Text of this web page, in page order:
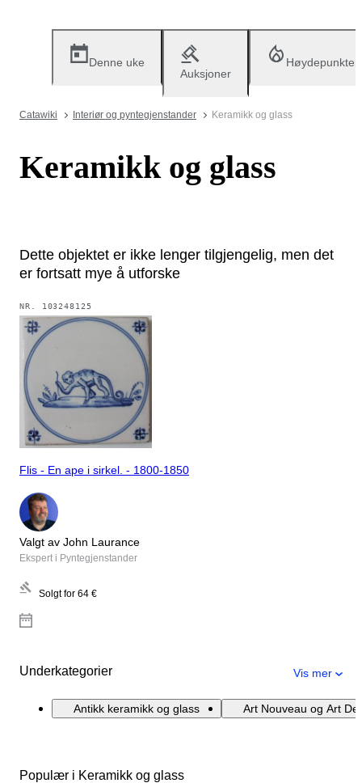
Denne uke
Auksjoner
Høydepunkter
Catawiki Interiør og pyntegjenstander Keramikk og glass
Keramikk og glass
Dette objektet er ikke lenger tilgjengelig, men det
er fortsatt mye å utforske
NR. 103248125
Flis - En ape i sirkel. - 1800-1850
Valgt av John Laurance
Ekspert i Pyntegjenstander
Solgt for 64 €
Underkategorier Vis mer
Antikk keramikk og glass Art Nouveau og Art
Populær i Keramikk og glass